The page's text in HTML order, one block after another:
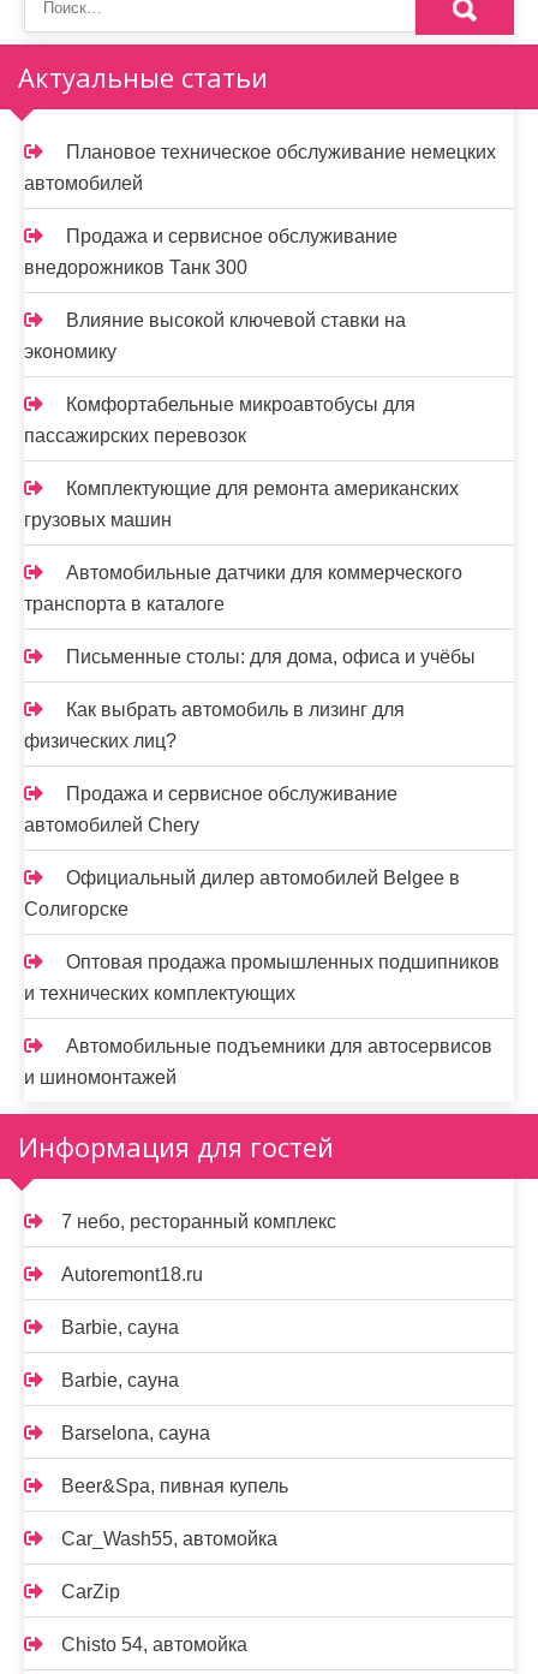
Актуальные статьи
Плановое техническое обслуживание немецких
автомобилей
Продажа и сервисное обслуживание
внедорожников Танк 300
Влияние высокой ключевой ставки на
экономику
Комфортабельные микроавтобусы для
пассажирских перевозок
Комплектующие для ремонта американских
грузовых машин
Автомобильные датчики для коммерческого
транспорта в каталоге
Письменные столы: для дома, офиса и учёбы
Как выбрать автомобиль в лизинг для
физических лиц?
Продажа и сервисное обслуживание
автомобилей Chery
Официальный дилер автомобилей Belgee в
Солигорске
Оптовая продажа промышленных подшипников
и технических комплектующих
Автомобильные подъемники для автосервисов
и шиномонтажей
Информация для гостей
7 небо, ресторанный комплекс
Autoremont18.ru
Barbie, сауна
Barbie, сауна
Barselona, сауна
Beer&Spa, пивная купель
Car_Wash55, автомойка
CarZip
Chisto 54, автомойка